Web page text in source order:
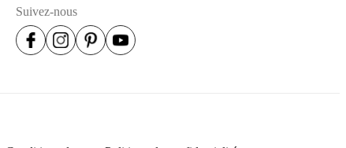
Suivez-nous